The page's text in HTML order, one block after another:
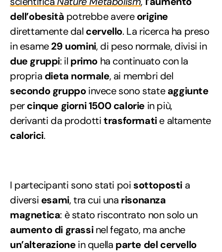
dell’obesità potrebbe avereorigine
direttamente dal cervello. La ricerca ha preso
in esame29 uomini, di peso normale, divisi in
due gruppi: il primo ha continuato con la
propria dieta normale, ai membri del
secondo gruppoinvece sono stateaggiunte
percinque giorni 1500 calorie in più,
derivanti da prodottitrasformatie altamente
calorici.
I partecipanti sono stati poi sottoposti a
diversi esami, tra cui una risonanza
magnetica: è stato riscontrato non solo un
aumento di grassinel fegato, ma anche
un’alterazionein quella parte del cervello